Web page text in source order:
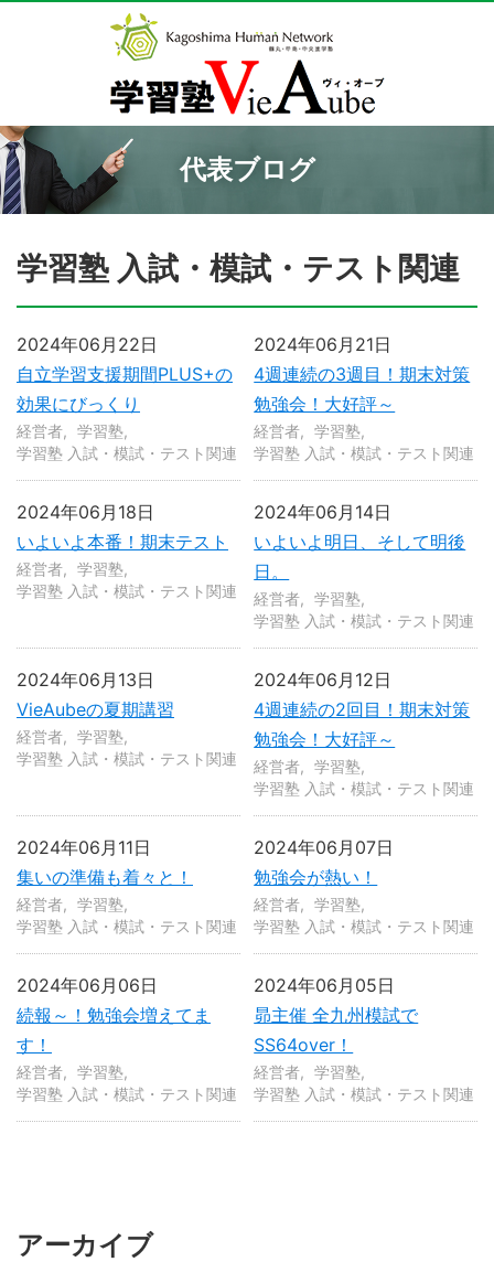
代表ブログ
学習塾 入試・模試・テスト関連
自立学習支援期間PLUS+の
効果にびっくり
2024年06月22日
経営者
学習塾
学習塾 入試・模試・テスト関連
4週連続の3週目！期末対策
勉強会！大好評～
2024年06月21日
経営者
学習塾
学習塾 入試・模試・テスト関連
いよいよ本番！期末テスト
2024年06月18日
経営者
学習塾
学習塾 入試・模試・テスト関連
いよいよ明日、そして明後
日。
2024年06月14日
経営者
学習塾
学習塾 入試・模試・テスト関連
VieAubeの夏期講習
2024年06月13日
経営者
学習塾
学習塾 入試・模試・テスト関連
4週連続の2回目！期末対策
勉強会！大好評～
2024年06月12日
経営者
学習塾
学習塾 入試・模試・テスト関連
集いの準備も着々と！
2024年06月11日
経営者
学習塾
学習塾 入試・模試・テスト関連
勉強会が熱い！
2024年06月07日
経営者
学習塾
学習塾 入試・模試・テスト関連
続報～！勉強会増えてま
す！
2024年06月06日
経営者
学習塾
学習塾 入試・模試・テスト関連
昴主催 全九州模試で
SS64over！
2024年06月05日
経営者
学習塾
学習塾 入試・模試・テスト関連
アーカイブ